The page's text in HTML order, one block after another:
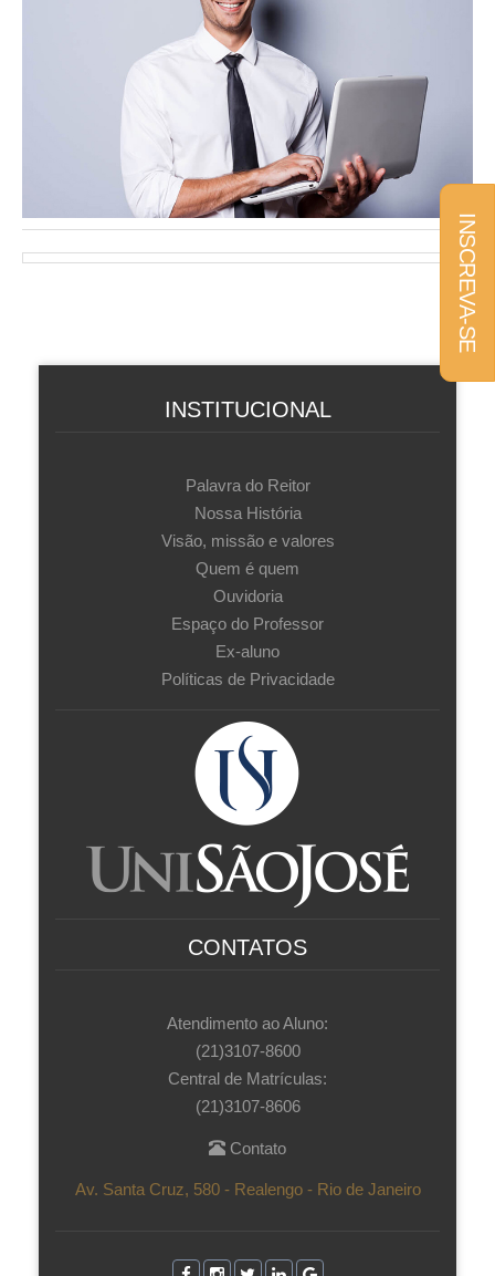
INSTITUCIONAL
Palavra do Reitor
Nossa História
Visão, missão e valores
Quem é quem
Ouvidoria
Espaço do Professor
Ex-aluno
Políticas de Privacidade
CONTATOS
Atendimento ao Aluno:
(21)3107-8600
Central de Matrículas:
(21)3107-8606
Contato
Av. Santa Cruz, 580 - Realengo - Rio de Janeiro
INSCREVA-SE